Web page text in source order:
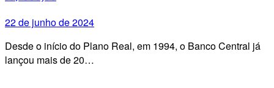
22 de junho de 2024
Desde o início do Plano Real, em 1994, o Banco Central já
lançou mais de 20…